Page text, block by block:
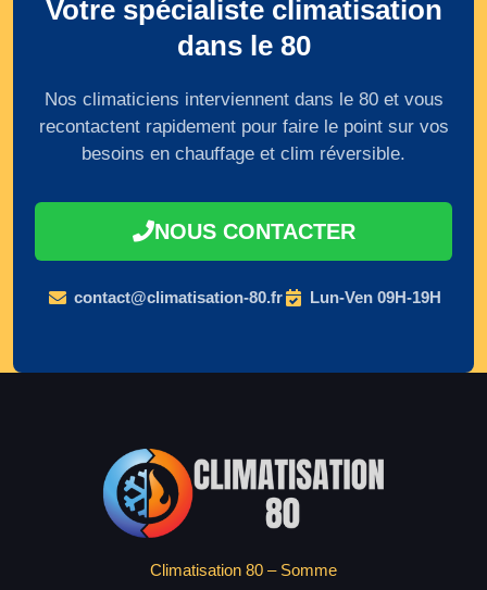
Votre spécialiste climatisation
dans le 80
Nos climaticiens interviennent dans le 80 et vous
recontactent rapidement pour faire le point sur vos
besoins en chauffage et clim réversible.
NOUS CONTACTER
contact@climatisation-80.fr Lun-Ven 09H-19H
Climatisation 80 – Somme